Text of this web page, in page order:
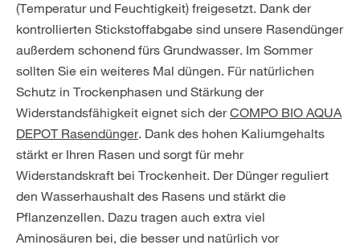
(Temperatur und Feuchtigkeit) freigesetzt. Dank der
kontrollierten Stickstoffabgabe sind unsere Rasendünger
außerdem schonend fürs Grundwasser. Im Sommer
sollten Sie ein weiteres Mal düngen. Für natürlichen
Schutz in Trockenphasen und Stärkung der
Widerstandsfähigkeit eignet sich derCOMPO BIO AQUA
DEPOT Rasendünger. Dank des hohen Kaliumgehalts
stärkt er Ihren Rasen und sorgt für mehr
Widerstandskraft bei Trockenheit. Der Dünger reguliert
den Wasserhaushalt des Rasens und stärkt die
Pflanzenzellen. Dazu tragen auch extra viel
Aminosäuren bei, die besser und natürlich vor